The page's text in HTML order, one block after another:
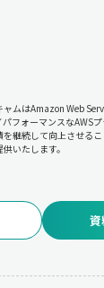
ムはAmazon Web
フォーマンスなAWS
を継続して向上させる
いたします。
資